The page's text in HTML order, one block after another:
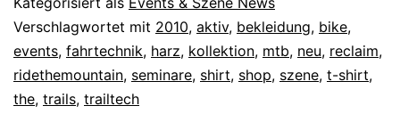
Verschlagwortet mit 2010, aktiv, bekleidung, bike,
events, fahrtechnik, harz, kollektion, mtb, neu, reclaim,
ridethemountain, seminare, shirt, shop, szene, t-shirt,
the, trails, trailtech